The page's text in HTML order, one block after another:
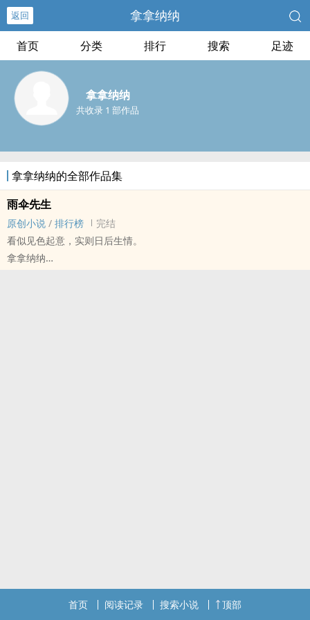
返回 拿拿纳纳
首页 分类 排行 搜索 足迹
拿拿纳纳
共收录 1 部作品
拿拿纳纳的全部作品集
雨伞先生
原创小说 / 排行榜
完结
看似见色起意，实则日后生情。
拿拿纳纳
首页 阅读记录 搜索小说 顶部